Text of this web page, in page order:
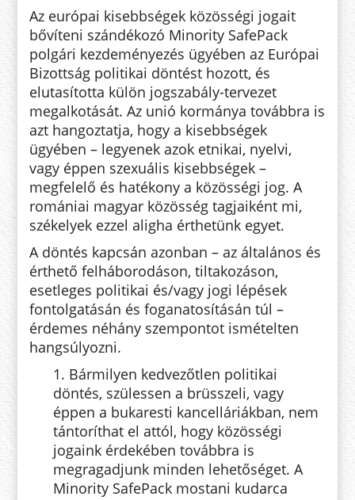
Az európai kisebbségek közösségi jogait
bővíteni szándékozó Minority SafePack
polgári kezdeményezés ügyében az Európai
Bizottság politikai döntést hozott, és
elutasította külön jogszabály-tervezet
megalkotását. Az unió kormánya továbbra is
azt hangoztatja, hogy a kisebbségek
ügyében – legyenek azok etnikai, nyelvi,
vagy éppen szexuális kisebbségek –
megfelelő és hatékony a közösségi jog. A
romániai magyar közösség tagjaiként mi,
székelyek ezzel aligha érthetünk egyet.
A döntés kapcsán azonban – az általános és
érthető felháborodáson, tiltakozáson,
esetleges politikai és/vagy jogi lépések
fontolgatásán és foganatosításán túl –
érdemes néhány szempontot ismételten
hangsúlyozni.
1. Bármilyen kedvezőtlen politikai
döntés, szülessen a brüsszeli, vagy
éppen a bukaresti kancelláriákban, nem
tántoríthat el attól, hogy közösségi
jogaink érdekében továbbra is
megragadjunk minden lehetőséget. A
Minority SafePack mostani kudarca